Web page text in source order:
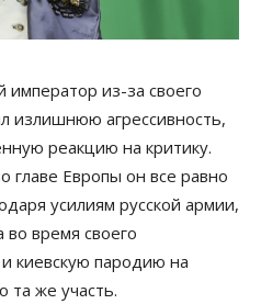
из-за своего
излишнюю агрессивность,
реакцию на критику.
главе Европы он все равно
усилиям русской армии,
время своего
киевскую пародию на
та же участь.